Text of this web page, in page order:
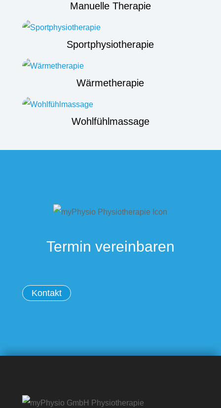
Manuelle Therapie
Sportphysiotherapie
Wärmetherapie
Wohlfühlmassage
Termin vereinbaren
Kontakt